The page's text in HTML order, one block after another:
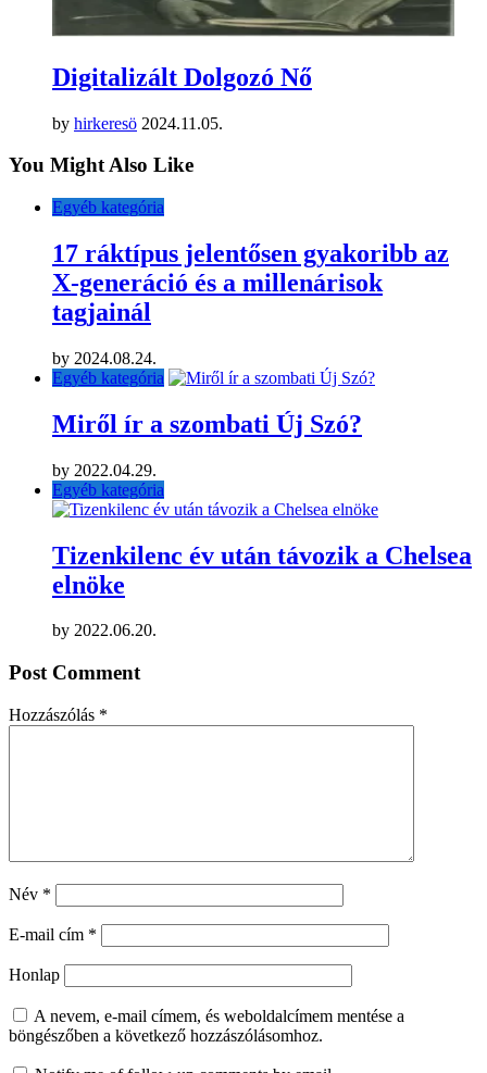
Digitalizált Dolgozó Nő
by hirkeresö 2024.11.05.
You Might Also Like
Egyéb kategória
17 ráktípus jelentősen gyakoribb az
X-generáció és a millenárisok
tagjainál
by 2024.08.24.
Egyéb kategória
Miről ír a szombati Új Szó?
by 2022.04.29.
Egyéb kategória
Tizenkilenc év után távozik a Chelsea
elnöke
by 2022.06.20.
Post Comment
Hozzászólás *
Név *
E-mail cím *
Honlap
A nevem, e-mail címem, és weboldalcímem mentése a
böngészőben a következő hozzászólásomhoz.